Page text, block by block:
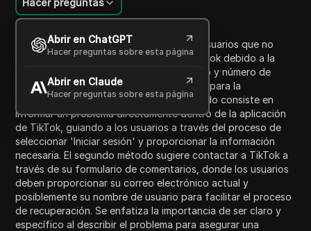
Introducción al contenido
Abrir en ChatGPT
Hacer preguntas sobre esta página
Abrir en Claude
Hacer preguntas sobre esta página
Este video sirve como una guía para los usuarios que no
pueden iniciar sesión en su cuenta de TikTok debido a la
pérdida de acceso a su correo electrónico y número de
teléfono. Presenta dos métodos sencillos para la
recuperación de la cuenta. El primer método consiste en
informar un problema directamente dentro de la aplicación
de TikTok, guiando a los usuarios a través del proceso de
seleccionar 'Iniciar sesión' y proporcionar la información
necesaria. El segundo método sugiere contactar a TikTok a
través de su formulario de comentarios, donde los usuarios
deben proporcionar su correo electrónico actual y
posiblemente su nombre de usuario para facilitar el proceso
de recuperación. Se enfatiza la importancia de ser claro y
específico al describir el problema para asegurar una